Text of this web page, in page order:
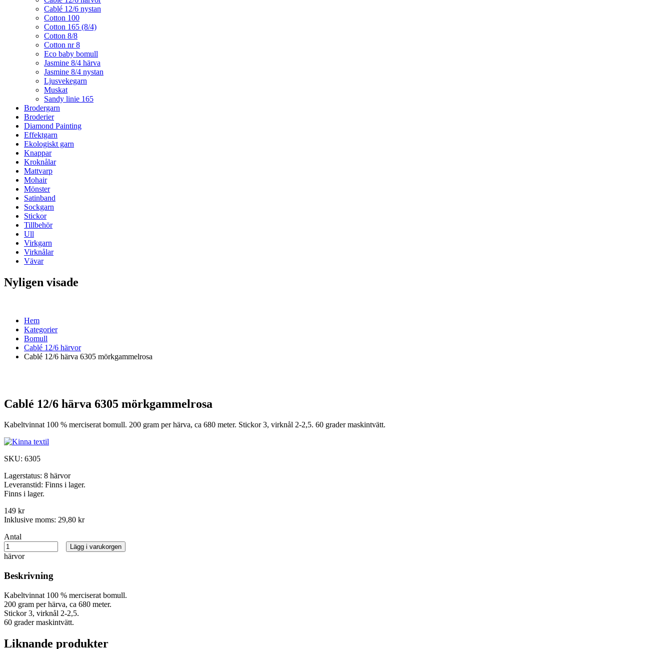
Cablé 12/6 nystan
Cotton 100
Cotton 165 (8/4)
Cotton 8/8
Cotton nr 8
Eco baby bomull
Jasmine 8/4 härva
Jasmine 8/4 nystan
Ljusvekegarn
Muskat
Sandy linie 165
Brodergarn
Broderier
Diamond Painting
Effektgarn
Ekologiskt garn
Knappar
Kroknålar
Mattvarp
Mohair
Mönster
Satinband
Sockgarn
Stickor
Tillbehör
Ull
Virkgarn
Virknålar
Vävar
Nyligen visade
Hem
Kategorier
Bomull
Cablé 12/6 härvor
Cablé 12/6 härva 6305 mörkgammelrosa
Cablé 12/6 härva 6305 mörkgammelrosa
Kabeltvinnat 100 % merciserat bomull. 200 gram per härva, ca 680 meter. Stickor 3, virknål 2-2,5. 60 grader maskintvätt.
SKU: 6305
Lagerstatus: 8 härvor
Leveranstid: Finns i lager.
Finns i lager.
149 kr
Inklusive moms: 29,80 kr
Antal
härvor
Lägg i varukorgen
Beskrivning
Kabeltvinnat 100 % merciserat bomull.
200 gram per härva, ca 680 meter.
Stickor 3, virknål 2-2,5.
60 grader maskintvätt.
Liknande produkter